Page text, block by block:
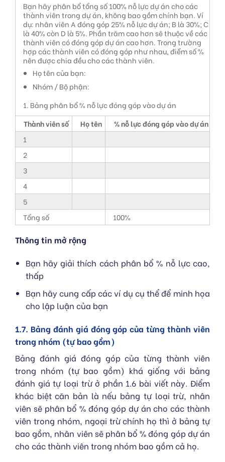
Bạn hãy phân bổ tổng số 100% nỗ lực dự án cho các
thành viên trong dự án, không bao gồm chính bạn. Ví
dụ: nhân viên A đóng góp 25% nỗ lực dự án; B là 30%; C
là 40% còn D là 5%. Phần trăm cao hơn sẽ thuộc về các
thành viên có đóng góp dự án cao hơn. Trong trường
hợp các thành viên có đóng góp như nhau, điểm số %
nên được chia đều cho các thành viên.
Họ tên của bạn:
Nhóm / Bộ phận:
1. Bảng phân bổ % nỗ lực đóng góp vào dự án
Thành viên số
Họ tên
% nỗ lực đóng góp vào dự án
1
2
3
4
5
Tổng số
100%
Thông tin mở rộng
Bạn hãy giải thích cách phân bổ % nỗ lực cao,
thấp
Bạn hãy cung cấp các ví dụ cụ thể để minh họa
cho lập luận của bạn
1.7. Bảng đánh giá đóng góp của từng thành viên
trong nhóm (tự bao gồm)
Bảng đánh giá đóng góp của từng thành viên
trong nhóm (tự bao gồm) khá giống với bảng
đánh giá tự loại trừ ở phần 1.6 bài viết này. Điểm
khác biệt căn bản là nếu bảng tự loại trừ, nhân
viên sẽ phân bổ % đóng góp dự án cho các thành
viên trong nhóm, ngoại trừ chính họ thì ở bảng tự
bao gồm, nhân viên sẽ phân bổ % đóng góp dự án
cho các thành viên trong nhóm bao gồm cả họ.